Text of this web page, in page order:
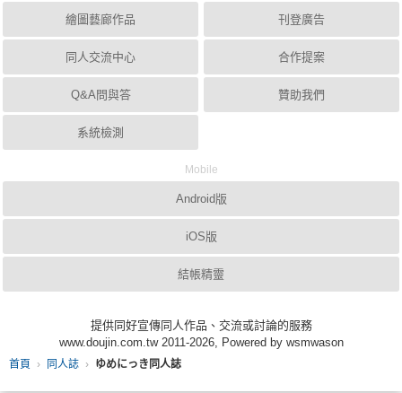
首頁 同人誌 ゆめにっき同人誌
繪圖藝廊作品
同人交流中心
Q&A問與答
系統檢測
刊登廣告
合作提案
贊助我們
Mobile
Android版
iOS版
結帳精靈
提供同好宣傳同人作品、交流或討論的服務
www.doujin.com.tw 2011-2026, Powered by wsmwason